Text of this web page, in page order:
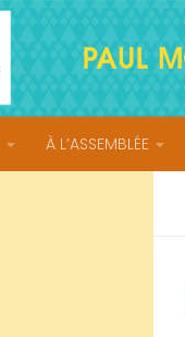
À L’ASSEMBLÉE